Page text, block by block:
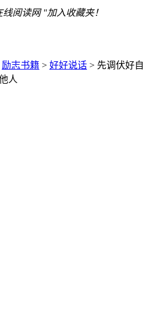
阅读网 "加入收藏夹！
励志书籍 > 好好说话 > 先调伏好自
人